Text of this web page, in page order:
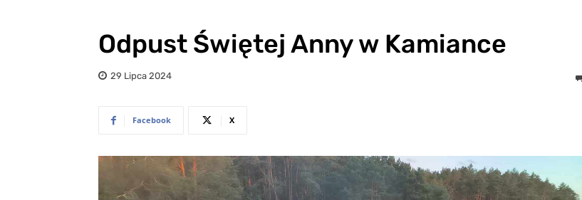
Odpust Świętej Anny w Kamiance
29 Lipca 2024
Facebook X